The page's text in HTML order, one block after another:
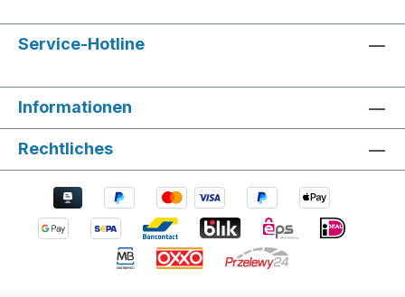
Service-Hotline
Informationen
Rechtliches